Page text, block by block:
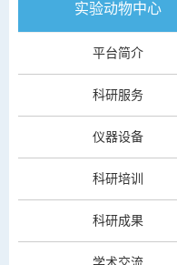
实验动物中心
平台简介
科研服务
仪器设备
科研培训
科研成果